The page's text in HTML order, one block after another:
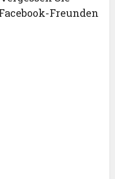
Freunden